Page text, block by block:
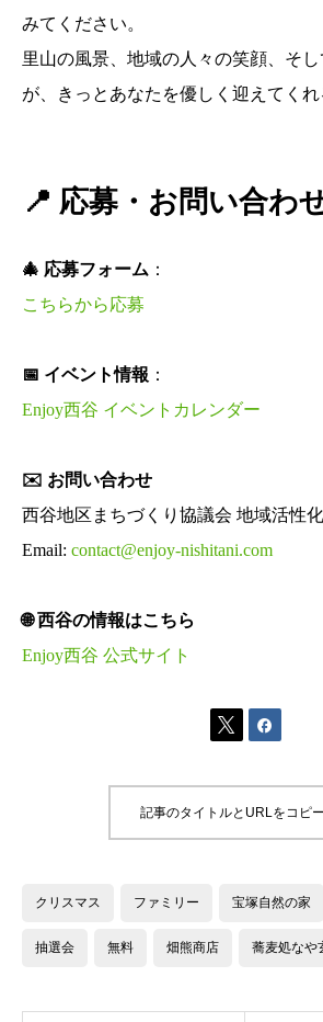
みてください。
里山の風景、地域の人々の笑顔、そ
が、きっとあなたを優しく迎えてくれ
📍 応募・お問い合わ
🎄 応募フォーム ：
こちらから応募
📅 イベント情報 ：
Enjoy西谷 イベントカレンダー
✉️ お問い合わせ
西谷地区まちづくり協議会 地域活性
Email: contact@enjoy-nishitani.com
🌐 西谷の情報はこちら
Enjoy西谷 公式サイト
 
記事のタイトルとURLをコピ
クリスマス ファミリー 宝塚自然の家
抽選会 無料 畑熊商店 蕎麦処なや